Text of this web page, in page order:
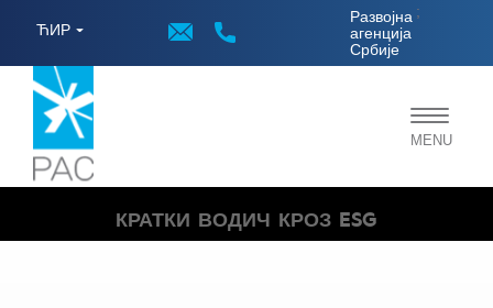
ЋИР
Развојна
агенција
Србије
;
Toggle
MENU
КРАТКИ ВОДИЧ КРОЗ ESG